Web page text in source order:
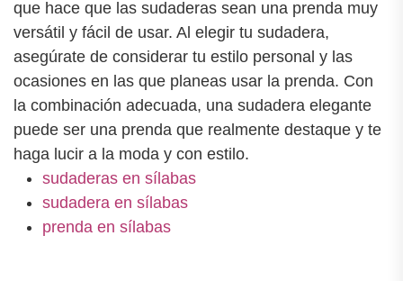
que hace que las sudaderas sean una prenda muy
versátil y fácil de usar. Al elegir tu sudadera,
asegúrate de considerar tu estilo personal y las
ocasiones en las que planeas usar la prenda. Con
la combinación adecuada, una sudadera elegante
puede ser una prenda que realmente destaque y te
haga lucir a la moda y con estilo.
sudaderas en sílabas
sudadera en sílabas
prenda en sílabas